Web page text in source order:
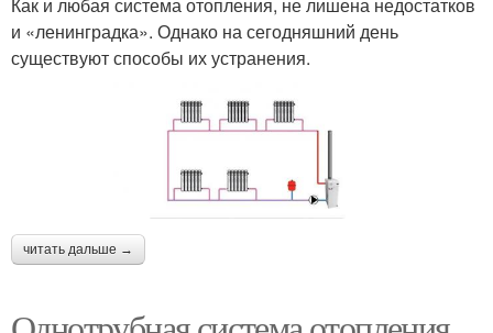
разводка
подключением
Отопления с нижним
Отопления в квартире
Отопления с нижней
подводкой
и «ленинградка». Однако на сегодняшний день
существуют способы их устранения.
читать дальше →